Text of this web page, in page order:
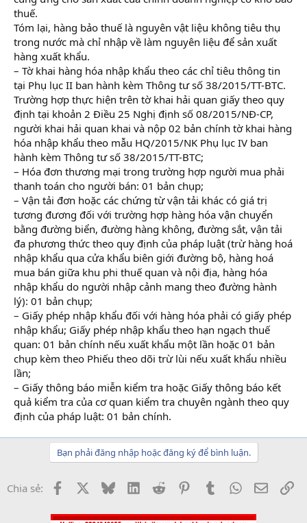
thuế.
Tóm lại, hàng bảo thuế là nguyên vật liệu không tiêu thụ
trong nước mà chỉ nhập về làm nguyên liệu để sản xuất
hàng xuất khẩu.
– Tờ khai hàng hóa nhập khẩu theo các chỉ tiêu thông tin
tại Phụ lục II ban hành kèm Thông tư số 38/2015/TT-BTC.
Trường hợp thực hiện trên tờ khai hải quan giấy theo quy
định tại khoản 2 Điều 25 Nghị định số 08/2015/NĐ-CP,
người khai hải quan khai và nộp 02 bản chính tờ khai hàng
hóa nhập khẩu theo mẫu HQ/2015/NK Phụ lục IV ban
hành kèm Thông tư số 38/2015/TT-BTC;
– Hóa đơn thương mại trong trường hợp người mua phải
thanh toán cho người bán: 01 bản chụp;
– Vận tải đơn hoặc các chứng từ vận tải khác có giá trị
tương đương đối với trường hợp hàng hóa vận chuyển
bằng đường biển, đường hàng không, đường sắt, vận tải
đa phương thức theo quy định của pháp luật (trừ hàng hoá
nhập khẩu qua cửa khẩu biên giới đường bộ, hàng hoá
mua bán giữa khu phi thuế quan và nội địa, hàng hóa
nhập khẩu do người nhập cảnh mang theo đường hành
lý): 01 bản chụp;
– Giấy phép nhập khẩu đối với hàng hóa phải có giấy phép
nhập khẩu; Giấy phép nhập khẩu theo hạn ngạch thuế
quan: 01 bản chính nếu xuất khẩu một lần hoặc 01 bản
chụp kèm theo Phiếu theo dõi trừ lùi nếu xuất khẩu nhiều
lần;
– Giấy thông báo miễn kiểm tra hoặc Giấy thông báo kết
quả kiểm tra của cơ quan kiểm tra chuyên ngành theo quy
định của pháp luật: 01 bản chính.
Bạn phải đăng nhập hoặc đăng ký để bình luận.
Chia sẻ: Facebook BlueskyLinkedInReddit PinterestTumblrWhatsApp
Email